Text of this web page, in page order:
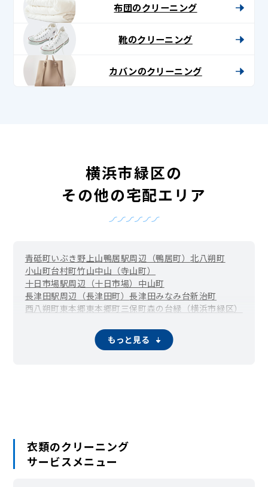
布団のクリーニング
靴のクリーニング
カバンのクリーニング
横浜市緑区の
その他の宅配エリア
青砥町いぶき野上山鴨居駅周辺（鴨居町）北八朔町
小山町台村町竹山中山（寺山町）
十日市場駅周辺（十日市場） 中山町
長津田駅周辺（長津田町）長津田みなみ台新治町
西八朔町東本郷東本郷町三保町森の台緑（横浜市緑区）
もっと見る
衣類のクリーニング
サービスメニュー